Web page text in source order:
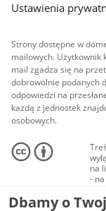
Ustawienia
Strony dostępne w
mailowych. Użytkownik
mail zgadza się na
dobrowolnie podanych
odpowiedzi na
każdą z jednostek
osobowych.
na
-
Dbamy o